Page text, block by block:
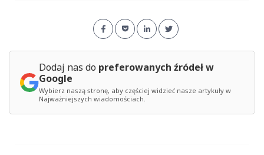
Dodaj nas do preferowanych źródeł w
Google
Wybierz naszą stronę, aby częściej widzieć nasze artykuły w
Najważniejszych wiadomościach.